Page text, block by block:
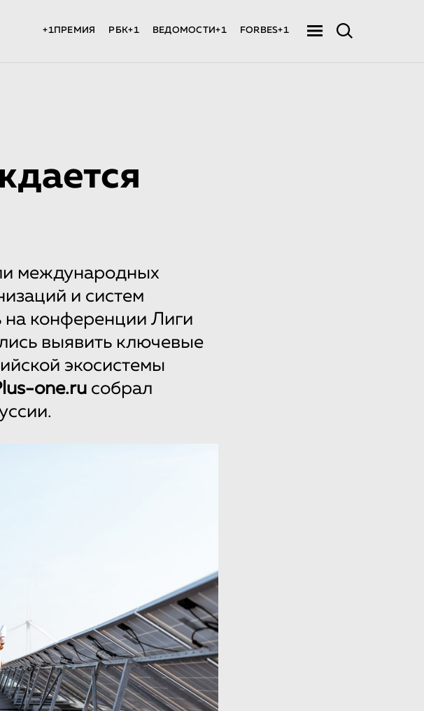
+1ПРЕМИЯ РБК+1 ВЕДОМОСТИ+1 FORBES+1
международных
и систем
на конференции Лиги
выявить ключевые
экосистемы
one.ruсобрал